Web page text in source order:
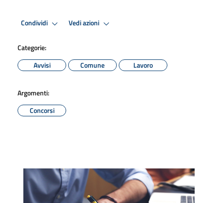
Condividi Vedi azioni
Categorie:
Avvisi
Comune Lavoro
Argomenti:
Concorsi